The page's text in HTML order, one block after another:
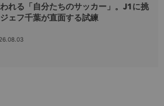
れる「自分たちのサッカー」。J1に挑
ェフ千葉が直面する試練